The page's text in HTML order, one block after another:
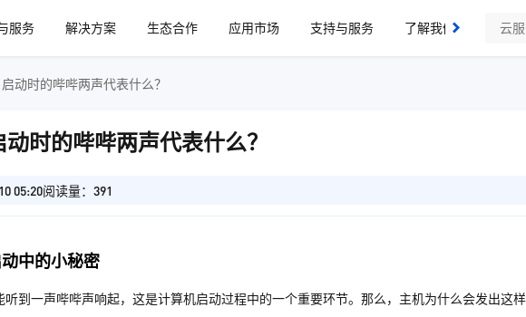
服务 解决方案 生态合作 应用市场 支持与服务 了解我们
动时的哔哔两声代表什么？
时的哔哔两声代表什么？
05:20阅读量：391
中的小秘密
到一声哔哔声响起，这是计算机启动过程中的一个重要环节。那么，主机为什么会发出这